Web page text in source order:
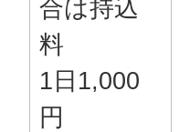
合は持込
料
1日1,000
円